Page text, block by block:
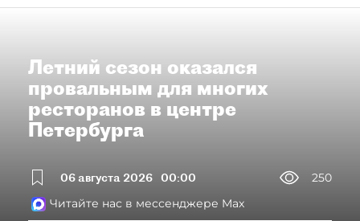
Летний сезон оказался
провальным для многих
ресторанов в центре
Петербурга
06 августа 2026 00:00
250
Читайте нас в мессенджере Max